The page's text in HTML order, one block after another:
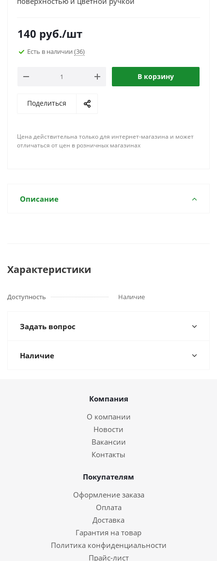
140 руб./шт
Есть в наличии (36)
В корзину
Поделиться
Цена действительна только для интернет-магазина и может
отличаться от цен в розничных магазинах
Описание
Характеристики
Доступность Наличие
Задать вопрос
Наличие
Компания
О компании
Новости
Вакансии
Контакты
Покупателям
Оформление заказа
Оплата
Доставка
Гарантия на товар
Политика конфиденциальности
Прайс-лист